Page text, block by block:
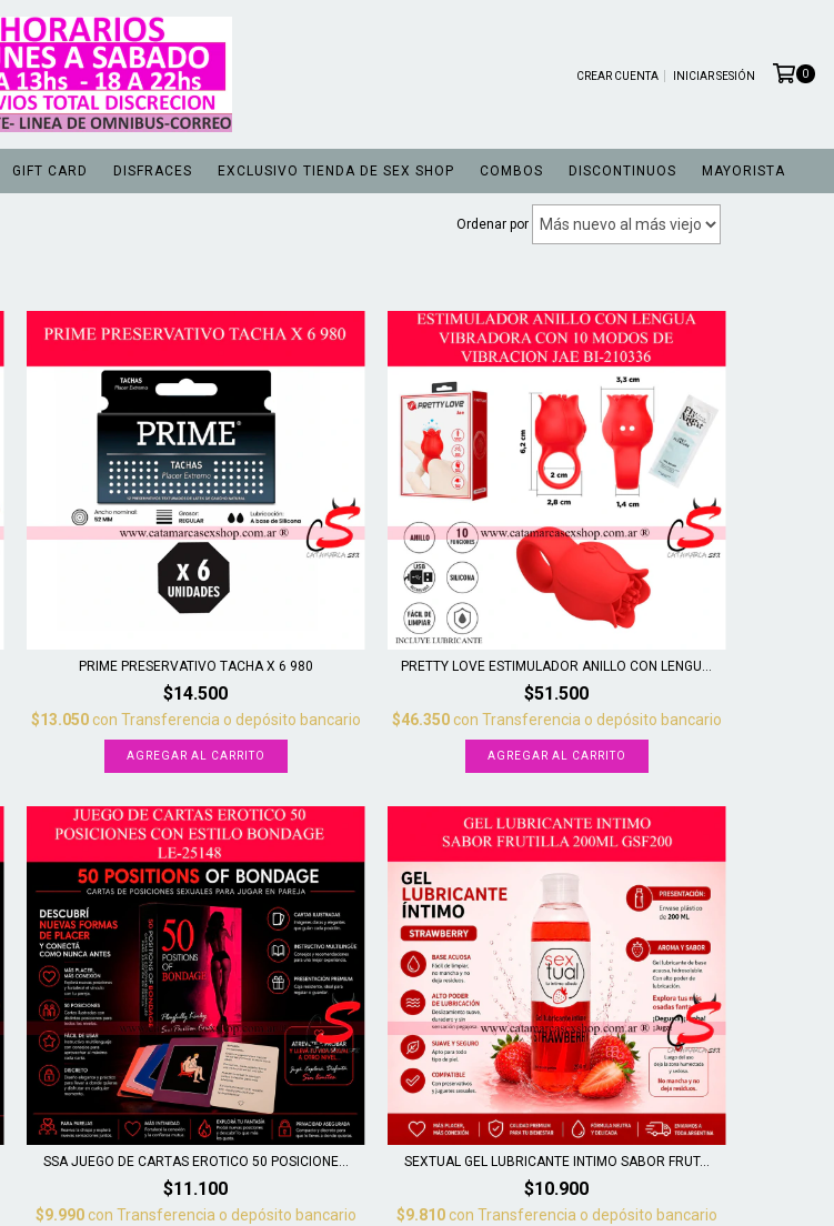
CREAR CUENTA INICIAR SESIÓN 0
GIFT CARD DISFRACES EXCLUSIVO TIENDA DE SEX SHOP COMBOS DISCONTINUOS MAYORISTA
Ordenar por
PRIME PRESERVATIVO TACHA X 6 980
$14.500
$13.050con Transferencia o depósito bancario
PRETTY LOVE ESTIMULADOR ANILLO CON LENGU...
$51.500
$46.350con Transferencia o depósito bancario
SSA JUEGO DE CARTAS EROTICO 50 POSICIONE...
$11.100
$9.990con Transferencia o depósito bancario
SEXTUAL GEL LUBRICANTE INTIMO SABOR FRUT...
$10.900
$9.810con Transferencia o depósito bancario